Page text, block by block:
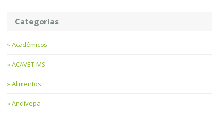
Categorias
Acadêmicos
ACAVET-MS
Alimentos
Anclivepa